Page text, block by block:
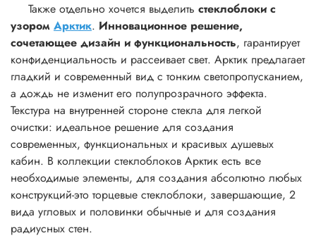
Также отдельно хочется выделить стеклоблоки с
узором Арктик. Инновационное решение,
сочетающее дизайн и функциональность, гарантирует
конфиденциальность и рассеивает свет. Арктик предлагает
гладкий и современный вид с тонким светопропусканием,
а дождь не изменит его полупрозрачного эффекта.
Текстура на внутренней стороне стекла для легкой
очистки: идеальное решение для создания
современных, функциональных и красивых душевых
кабин. В коллекции стеклоблоков Арктик есть все
необходимые элементы, для создания абсолютно любых
конструкций-это торцевые стеклоблоки, завершающие, 2
вида угловых и половинки обычные и для создания
радиусных стен.